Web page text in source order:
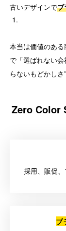
古いデザインでブ
本当は価値のあ
で「選ばれない
らないもどかしさ
Zero Color
採用、販促
ブ